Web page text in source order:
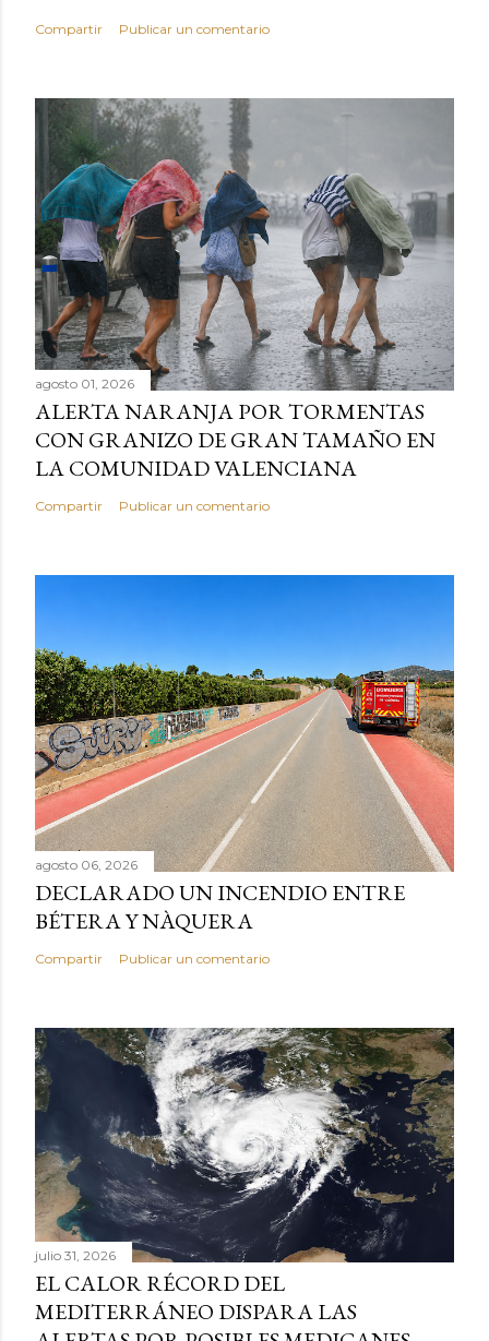
Compartir Publicar un comentario
agosto 01, 2026
ALERTA NARANJA POR TORMENTAS
CON GRANIZO DE GRAN TAMAÑO EN
LA COMUNIDAD VALENCIANA
Compartir Publicar un comentario
agosto 06, 2026
DECLARADO UN INCENDIO ENTRE
BÉTERA Y NÀQUERA
Compartir Publicar un comentario
julio 31, 2026
EL CALOR RÉCORD DEL
MEDITERRÁNEO DISPARA LAS